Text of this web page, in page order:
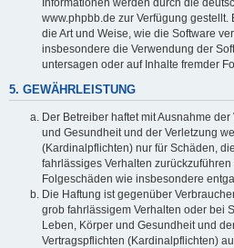
Informationen werden durch die
www.phpbb.de zur Verfügung
die Art und Weise, wie die Software
insbesondere die Verwendung der
untersagen oder auf Inhalte fremder
5. GEWÄHRLEISTUNG
Der Betreiber haftet mit Ausnahme
und Gesundheit und der Verletzung
(Kardinalpflichten) nur für Schäden,
fahrlässiges Verhalten
Folgeschäden wie insbesondere
Die Haftung ist gegenüber
grob fahrlässigem Verhalten oder bei
Leben, Körper und Gesundheit und
Vertragspflichten (Kardinalpflichten)